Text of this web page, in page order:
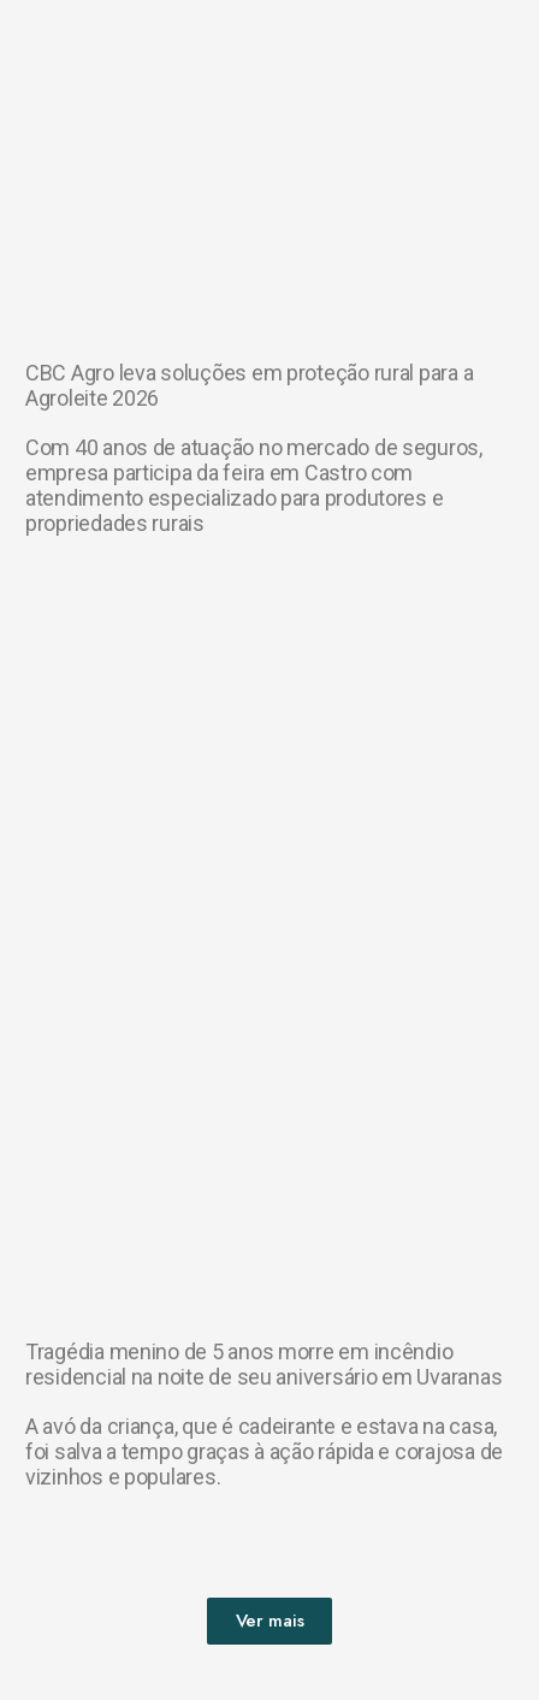
CBC Agro leva soluções em proteção rural para a
Agroleite 2026
Com 40 anos de atuação no mercado de seguros,
empresa participa da feira em Castro com
atendimento especializado para produtores e
propriedades rurais
Tragédia menino de 5 anos morre em incêndio
residencial na noite de seu aniversário em Uvaranas
A avó da criança, que é cadeirante e estava na casa,
foi salva a tempo graças à ação rápida e corajosa de
vizinhos e populares.
Ver mais